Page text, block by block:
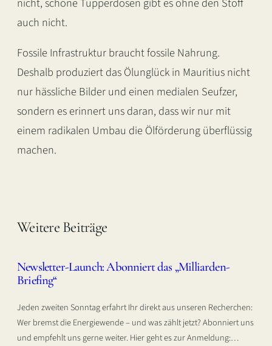
auch nicht.
Fossile Infrastruktur braucht fossile Nahrung.
Deshalb produziert das Ölunglück in Mauritius nicht
nur hässliche Bilder und einen medialen Seufzer,
sondern es erinnert uns daran, dass wir nur mit
einem radikalen Umbau die Ölförderung überflüssig
machen.
Weitere Beiträge
Newsletter-Launch: Abonniert das „Milliarden-
Briefing“
Jeden zweiten Sonntag erfahrt Ihr direkt aus unseren Recherchen:
Wer bremst die Energiewende – und was zählt jetzt? Abonniert uns
und empfehlt uns gerne weiter. Hier geht es zur Anmeldung:…